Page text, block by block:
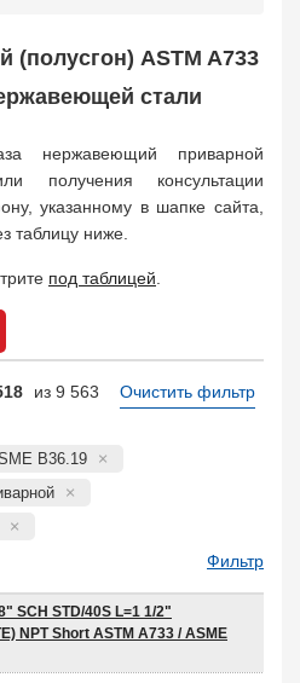
1708
(полусгон) ASTM A733
стали
нержавеющий приварной
получения консультации
указанному в шапке сайта,
таблицу ниже.
под таблицей
из 9 563 Очистить фильтр
B36.19
Фильтр
SCH STD/40S L=1 1/2"
NPT Short ASTM A733 / ASME